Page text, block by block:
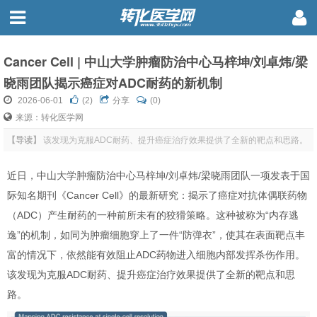
Cancer Cell | 中山大学肿瘤防治中心马梓坤/刘卓炜/梁
晓雨团队揭示癌症对ADC耐药的新机制
2026-06-01 (2) 分享
(0)
来源：转化医学网
【导读】 该发现为克服ADC耐药、提升癌症治疗效果提供了全新的靶点和思路。
近日，中山大学肿瘤防治中心马梓坤/刘卓炜/梁晓雨团队一项发表于国
际知名期刊《Cancer Cell》的最新研究：揭示了癌症对抗体偶联药物
（ADC）产生耐药的一种前所未有的狡猾策略。这种被称为“内存逃
逸”的机制，如同为肿瘤细胞穿上了一件“防弹衣”，使其在表面靶点丰
富的情况下，依然能有效阻止ADC药物进入细胞内部发挥杀伤作用。
该发现为克服ADC耐药、提升癌症治疗效果提供了全新的靶点和思
路。